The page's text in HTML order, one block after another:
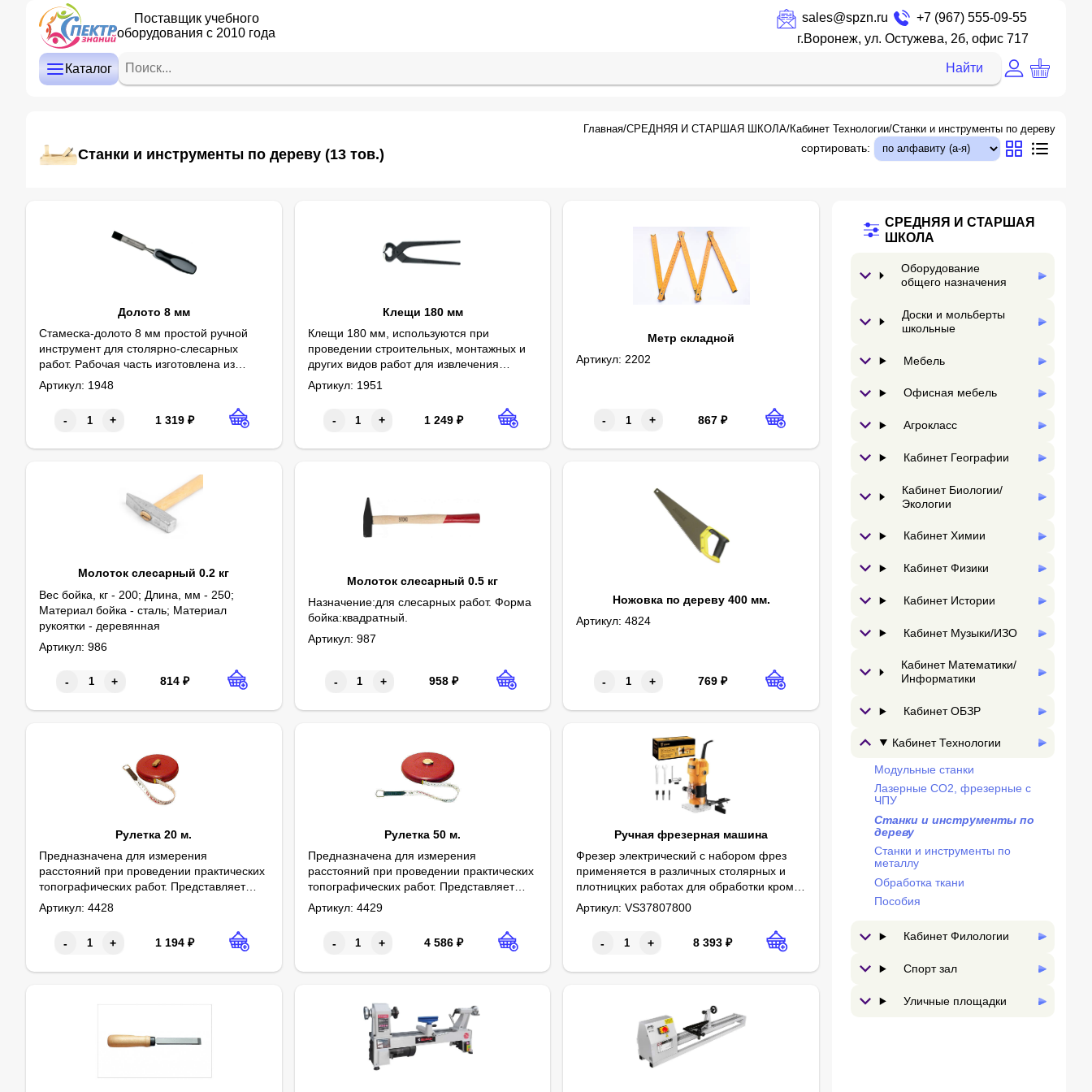
Поставщик учебного
оборудования с 2010 года
sales@spzn.ru
+7 (967) 555-09-55
г.Воронеж, ул. Остужева, 2б, офис 717
Каталог
ДЕТСКИЙ САД
НАЧАЛЬНАЯ ШКОЛА
КАБИНЕТ ЛОГОПЕДА/ПСИХОЛОГА
Найти
Главная/СРЕДНЯЯ И СТАРШАЯ ШКОЛА/Кабинет Технологии/Станки и инструменты по дереву
Станки и инструменты по дереву (13 тов.) сортировать:
Долото 8 мм
Стамеска-долото 8 мм простой ручной
инструмент для столярно-слесарных
работ. Рабочая часть изготовлена из
прочной стали, что определяет
износостойкость и долговечность данного
Артикул: 1948
- + 1 319 ₽
Клещи 180 мм
Клещи 180 мм, используются при
проведении строительных, монтажных и
других видов работ для извлечения
гвоздей и перекусывания проволоки.
Артикул: 1951
- + 1 249₽
Метр складной
Артикул: 2202
- + 867₽
Молоток слесарный 0.2 кг
Вес бойка, кг - 200; Длина, мм - 250;
Материал бойка - сталь; Материал
рукоятки - деревянная
Артикул:986
- + 814 ₽
Молоток слесарный 0.5 кг
Назначение:для слесарных работ. Форма
бойка:квадратный.
Артикул: 987
- + 958₽
Ножовка по дереву 400 мм.
Артикул:4824
- + 769₽
Рулетка 20 м.
Предназначена для измерения
расстояний при проведении практических
топографических работ. Представляет
собой гибкую оцифрованную
сантиметровую ленту, помещенную в
механизм для обратной намотки. Длина
Артикул:4428
- + 1 194 ₽
Рулетка 50 м.
Предназначена для измерения
расстояний при проведении практических
топографических работ. Представляет
собой гибкую оцифрованную
сантиметровую ленту, помещенную в
механизм для обратной намотки. Длина
Артикул: 4429
- + 4 586₽
Ручная фрезерная машина
Фрезер электрический с набором фрез
применяется в различных столярных и
плотницких работах для обработки кромок
и профилей, фасок в деревянных
конструкциях, для изготовления пазов и
Технические характеристики:
Напряжение/частота: 220 В/50 Гц
Мощность: 850 Вт
Число оборотов: 30000 об/мин
Рабочий ход: 38 мм
Диаметр цанги: 6 мм
Плавный пуск: нет
Артикул:VS37807800
- + 8 393₽
СРЕДНЯЯ И СТАРШАЯ
ШКОЛА
Оборудование
общего назначения
Доски и мольберты
школьные
Мебель
Офисная мебель
Агрокласс
Кабинет Географии
Кабинет Биологии/
Экологии
Кабинет Химии
Кабинет Физики
Кабинет Истории
Кабинет Музыки/ИЗО
Кабинет Математики/
Информатики
Кабинет ОБЗР
Кабинет Технологии
Модульные станки
Лазерные СО2, фрезерные с
ЧПУ
Станки и инструменты по
дереву
Станки и инструменты по
металлу
Обработка ткани
Пособия
Кабинет Филологии
Спорт зал
Уличные площадки